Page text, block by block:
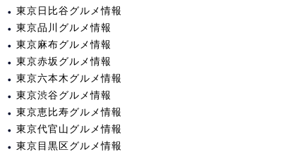
東京日比谷グルメ情報
東京品川グルメ情報
東京麻布グルメ情報
東京赤坂グルメ情報
東京六本木グルメ情報
東京渋谷グルメ情報
東京恵比寿グルメ情報
東京代官山グルメ情報
東京目黒区グルメ情報